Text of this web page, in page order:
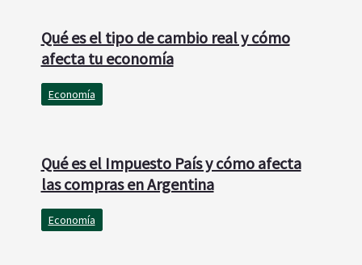
Qué es el tipo de cambio real y cómo
afecta tu economía
Economía
Qué es el Impuesto País y cómo afecta
las compras en Argentina
Economía